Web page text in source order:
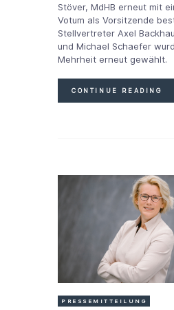
Stöver, MdHB erneut mit
Votum als Vorsitzende
Stellvertreter Axel
und Michael Schaefer
Mehrheit erneut gewählt.
CONTINUE READING
PRESSEMITTEILUNG